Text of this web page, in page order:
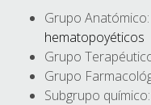
Grupo Anatómico:
hematopoyéticos
Grupo
Grupo
Subgrupo químico: